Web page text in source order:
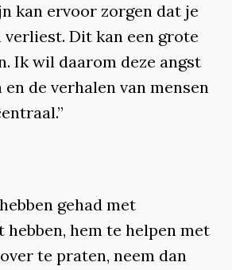
kan ervoor zorgen dat je
Dit kan een grote
Ik wil daarom deze angst
de verhalen van mensen
gehad met
hebben, hem te helpen met
te praten, neem dan